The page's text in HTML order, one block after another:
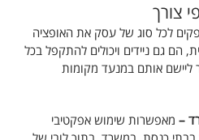
צורך
לכל סוג של עסק את האופציה
הם גם ניידים ויכולים להתקפל בכל
אותם במנעד מקומות
– מאפשרות שימוש אפקטיבי